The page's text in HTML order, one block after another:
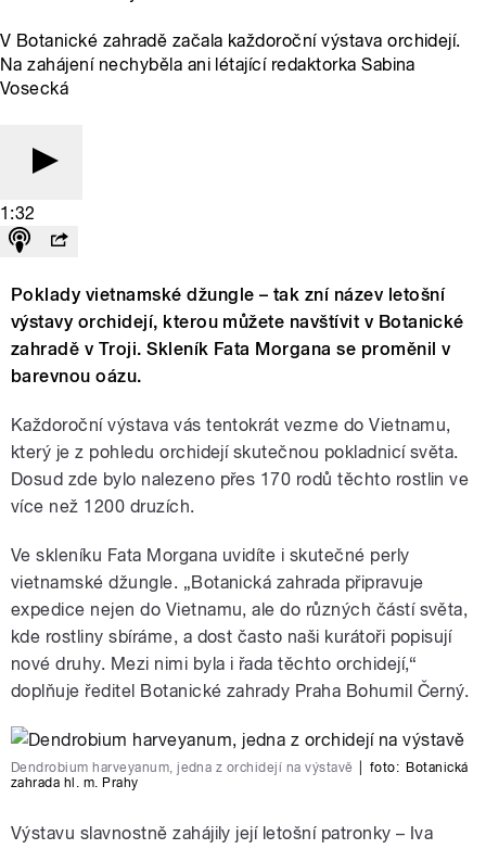
V Botanické zahradě začala každoroční výstava orchidejí.
Na zahájení nechyběla ani létající redaktorka Sabina
Vosecká
1:32
Poklady vietnamské džungle – tak zní název letošní
výstavy orchidejí, kterou můžete navštívit v Botanické
zahradě v Troji. Skleník Fata Morgana se proměnil v
barevnou oázu.
Každoroční výstava vás tentokrát vezme do Vietnamu,
který je z pohledu orchidejí skutečnou pokladnicí světa.
Dosud zde bylo nalezeno přes 170 rodů těchto rostlin ve
více než 1200 druzích.
Ve skleníku Fata Morgana uvidíte i skutečné perly
vietnamské džungle. „Botanická zahrada připravuje
expedice nejen do Vietnamu, ale do různých částí světa,
kde rostliny sbíráme, a dost často naši kurátoři popisují
nové druhy. Mezi nimi byla i řada těchto orchidejí,“
doplňuje ředitel Botanické zahrady Praha Bohumil Černý.
Dendrobium harveyanum, jedna z orchidejí na výstavě foto: Botanická
zahrada hl. m. Prahy
Výstavu slavnostně zahájily její letošní patronky – Iva